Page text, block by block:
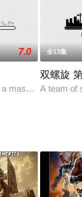
7.0
massive ark after
全13集
双螺旋
A team of